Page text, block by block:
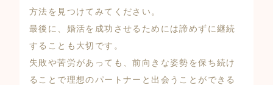
方法を見つけてみてください。
最後に、婚活を成功させるためには諦めずに継続
することも大切です。
失敗や苦労があっても、前向きな姿勢を保ち続け
ることで理想のパートナーと出会うことができる